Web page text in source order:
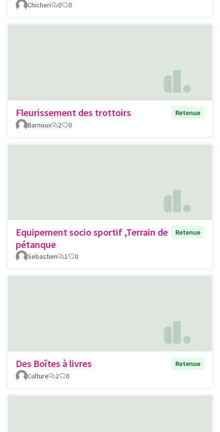
Chicheri 0 0
Fleurissement des trottoirs
Retenue
Barnoux
2 0
Equipement socio sportif ,Terrain de
pétanque
Retenue
Sebastien 1 0
Des Boîtes à livres
Retenue
Culture
2 0